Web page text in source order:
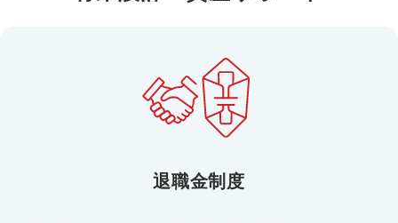
退職金制度